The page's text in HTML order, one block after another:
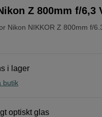
Nikon NIKKOR Z 800mm f/
Z 800mm f/6,3
i lager
butik
optiskt glas